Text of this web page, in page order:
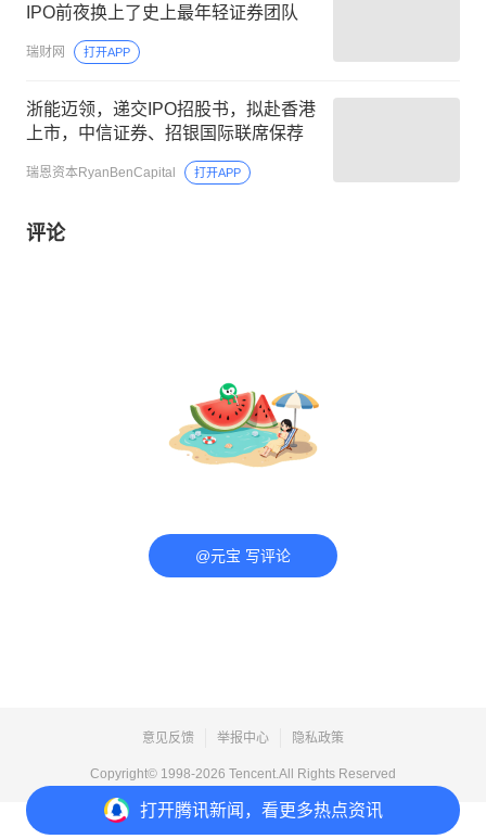
打开腾讯新闻，看更多热点资讯
IPO前夜换上了史上最年轻证券团队
瑞财网 打开APP
浙能迈领，递交IPO招股书，拟赴香港
上市，中信证券、招银国际联席保荐
瑞恩资本RyanBenCapital 打开APP
评论
@元宝 写评论
意见反馈 举报中心 隐私政策
Copyright© 1998-2026 Tencent.All Rights Reserved